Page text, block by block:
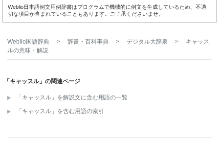
Weblio日本語例文用例辞書はプログラムで機械的に例文を生成しているため、不適
切な項目が含まれていることもあります。ご了承くださいませ。
Weblio国語辞典 > 辞書・百科事典 > デジタル大辞泉 >
キャッス
ルの意味・解説
「キャッスル」の関連ページ
「キャッスル」を解説文に含む用語の一覧
「キャッスル」を含む用語の索引